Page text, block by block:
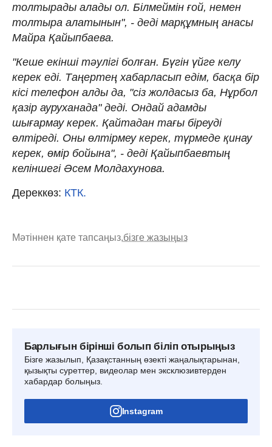
толтырады алады ол. Білмеймін ғой, немен
толтыра алатынын", - деді марқұмның анасы
Майра Қайыпбаева.
"Кеше екінші тәулігі болған. Бүгін үйге келу
керек еді. Таңертең хабарласып едім, басқа бір
кісі телефон алды да, "сіз жолдасыз ба, Нұрбол
қазір ауруханада" деді. Ондай адамды
шығармау керек. Қайтадан тағы біреуді
өлтіреді. Оны өлтірмеу керек, түрмеде қинау
керек, өмір бойына", - деді Қайыпбаевтың
келіншегі Әсем Молдахунова.
Дереккөз: КТК.
Мәтіннен қате тапсаңыз,бізге жазыңыз
Барлығын бірінші болып біліп отырыңыз
Бізге жазылып, Қазақстанның өзекті жаңалықтарынан,
қызықты суреттер, видеолар мен эксклюзивтерден
хабардар болыңыз.
Instagram